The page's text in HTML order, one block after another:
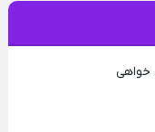
خواهی